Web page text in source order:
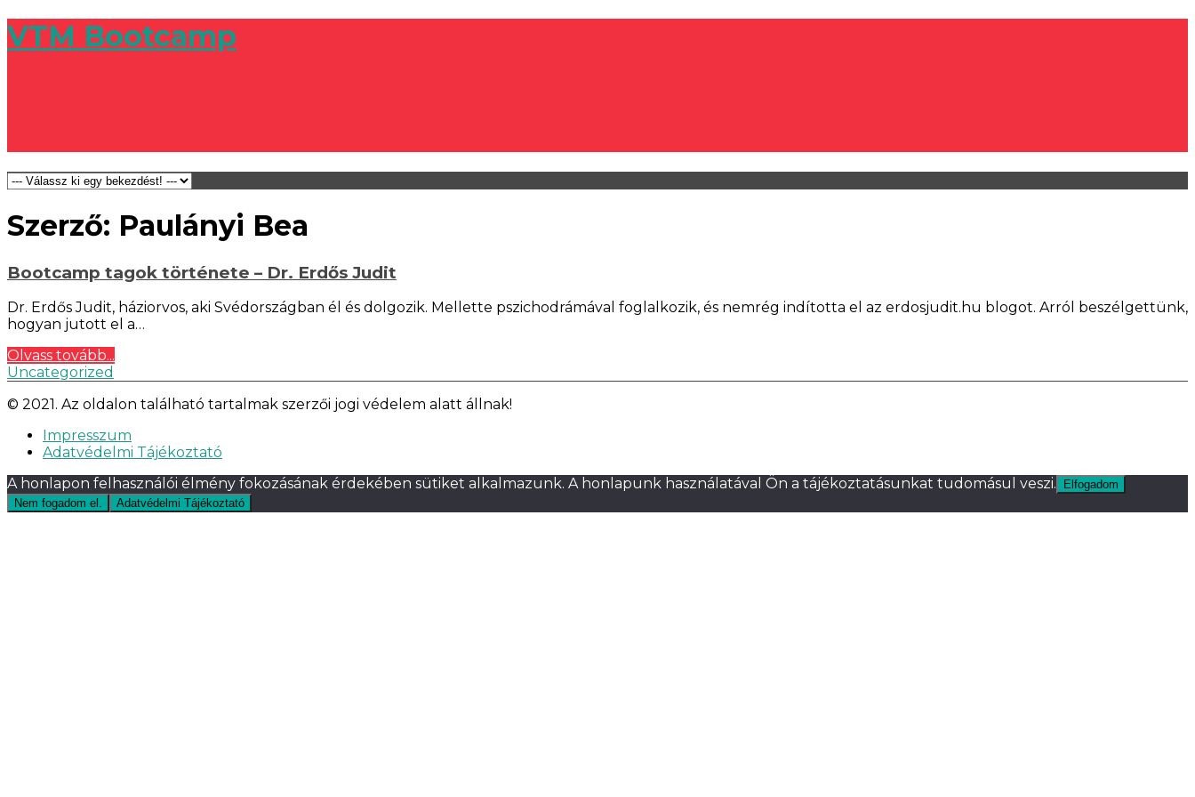
VTM Bootcamp
Szerző: Paulányi Bea
Bootcamp tagok története – Dr. Erdős Judit
Dr. Erdős Judit, háziorvos, aki Svédországban él és dolgozik. Mellette pszichodrámával foglalkozik, és nemrég indította el az erdosjudit.hu blogot. Arról beszélgettünk,
hogyan jutott el a…
Olvass tovább...
Uncategorized
© 2021. Az oldalon található tartalmak szerzői jogi védelem alatt állnak!
Impresszum
Adatvédelmi Tájékoztató
A honlapon felhasználói élmény fokozásának érdekében sütiket alkalmazunk. A honlapunk használatával Ön a tájékoztatásunkat tudomásul veszi.
Elfogadom
Nem fogadom el.
Adatvédelmi Tájékoztató